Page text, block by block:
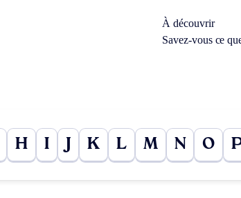
À découvrir
Savez-vous ce
H I K L M N O